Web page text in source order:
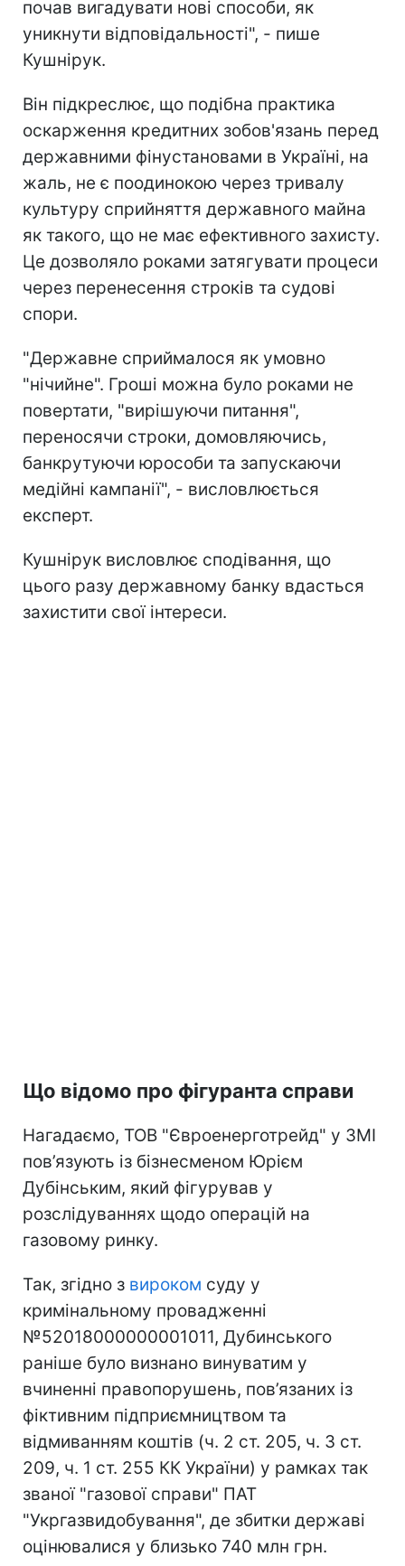
почав вигадувати нові способи, як
уникнути відповідальності", - пише
Кушнірук.
Він підкреслює, що подібна практика
оскарження кредитних зобов'язань перед
державними фінустановами в Україні, на
жаль, не є поодинокою через тривалу
культуру сприйняття державного майна
як такого, що не має ефективного захисту.
Це дозволяло роками затягувати процеси
через перенесення строків та судові
спори.
"Державне сприймалося як умовно
"нічийне". Гроші можна було роками не
повертати, "вирішуючи питання",
переносячи строки, домовляючись,
банкрутуючи юрособи та запускаючи
медійні кампанії", - висловлюється
експерт.
Кушнірук висловлює сподівання, що
цього разу державному банку вдасться
захистити свої інтереси.
Що відомо про фігуранта справи
Нагадаємо, ТОВ "Євроенерготрейд" у ЗМІ
пов’язують із бізнесменом Юрієм
Дубінським, який фігурував у
розслідуваннях щодо операцій на
газовому ринку.
Так, згідно з вироком суду у
кримінальному провадженні
№52018000000001011, Дубинського
раніше було визнано винуватим у
вчиненні правопорушень, пов’язаних із
фіктивним підприємництвом та
відмиванням коштів (ч. 2 ст. 205, ч. 3 ст.
209, ч. 1 ст. 255 КК України) у рамках так
званої "газової справи" ПАТ
"Укргазвидобування", де збитки державі
оцінювалися у близько 740 млн грн.